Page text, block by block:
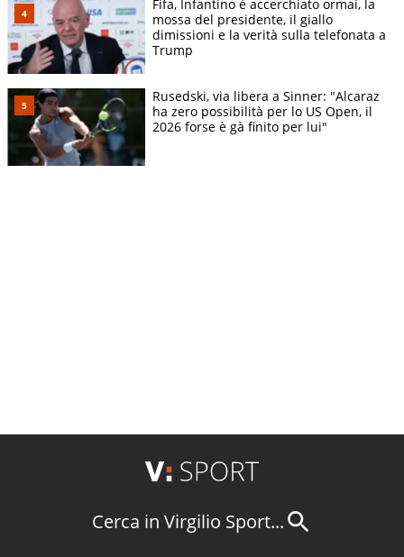
Fifa, Infantino è accerchiato ormai, la
mossa del presidente, il giallo
dimissioni e la verità sulla telefonata a
Trump
Rusedski, via libera a Sinner: "Alcaraz
ha zero possibilità per lo US Open, il
2026 forse è gà finito per lui"
Cerca in Virgilio Sport...